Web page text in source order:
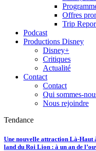
Offres
Trip
Podcast
Productions Disney
Disney+
Critiques
Actualité
Contact
Contact
Qui sommes-
Nous rejoindre
Tendance
Une nouvelle attraction Là-Haut
land du Roi Lion : à un an de